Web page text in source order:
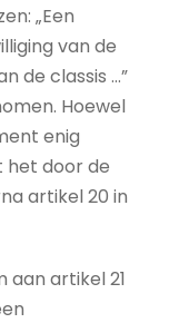
„Een
van de
de classis ...”
Hoewel
enig
het door de
artikel 20 in
aan artikel 21